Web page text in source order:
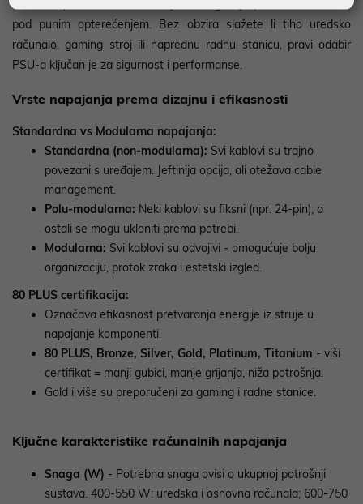
vaše komponente od oštećenja i omogućuje pouzdan rad čak i
pod punim opterećenjem. Bez obzira slažete li tiho uredsko
računalo, gaming stroj ili naprednu radnu stanicu, pravi odabir
PSU-a ključan je za sigurnost i performanse.
Vrste napajanja prema dizajnu i efikasnosti
​Standardna vs Modularna napajanja:
Standardna (non-modularna): Svi kablovi su trajno
povezani s uređajem. Jeftinija opcija, ali otežava cable
management.
Polu-modularna: Neki kablovi su fiksni (npr. 24-pin), a
ostali se mogu ukloniti prema potrebi.
Modularna: Svi kablovi su odvojivi - omogućuje bolju
organizaciju, protok zraka i estetski izgled.
80 PLUS certifikacija:
Označava efikasnost pretvaranja energije iz struje u
napajanje komponenti.
80 PLUS, Bronze, Silver, Gold, Platinum, Titanium - viši
certifikat = manji gubici, manje grijanja, niža potrošnja.
Gold i više su preporučeni za gaming i radne stanice.
Ključne karakteristike računalnih napajanja
Snaga (W) - Potrebna snaga ovisi o ukupnoj potrošnji
sustava. 400-550 W: uredska i osnovna računala; 600-750